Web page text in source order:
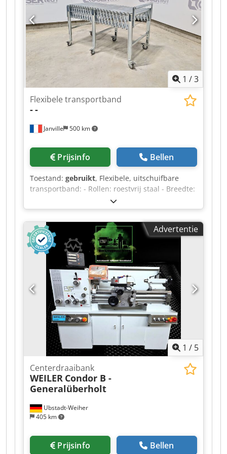
tpm, 2x 1. 5 kw • Dikte van randen en
werkstukken meten met bluetooth-technologie
Extra informatie Voeding: 3x400V 50/60Hz
Kettingaanvoer met 2 tandwielen,
Aanvoersnelheden: 10 en 18 m/min
Besturingseenheid x-motion Plus-besturing met
15' SmartTouch
1 /3
Janville 500 km
Flexibele transportband
--
Prijsinfo Bellen
Toestand: gebruikt, Flexibele, uitschuifbare
transportband: - Rollen: roestvrij staal - Breedte:
50 cm Cedpfoztf I Dox Anzjrf - Minimale lengte:
115 cm - Maximale lengte: 300 cm - Hoogte:
verstelbare poten (70 cm op de foto)
Advertentie
1 / 5
Ubstadt-Weiher
405 km
Centerdraaibank
WEILER Condor B -
Generalüberholt
Prijsinfo Bellen